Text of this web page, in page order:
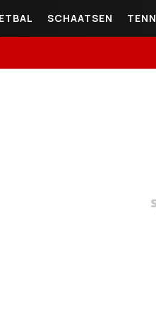
SCHAATSEN